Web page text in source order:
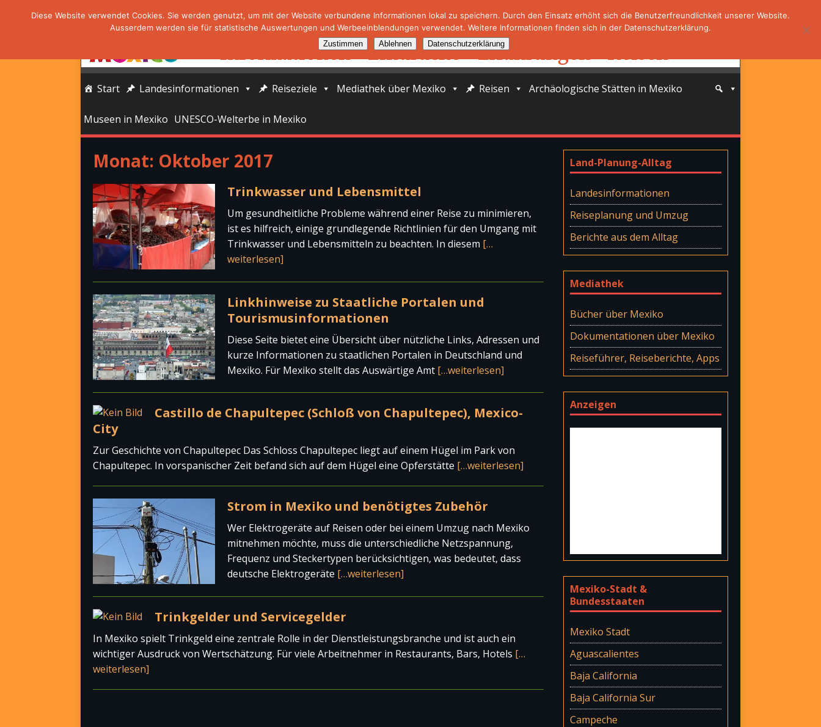
Start Landesinformationen Reiseziele Mediathek über Mexiko Reisen Archäologische Stätten in Mexiko
Museen in Mexiko UNESCO-Welterbe in Mexiko
Monat: Oktober 2017
Trinkwasser und Lebensmittel
Um gesundheitliche Probleme während einer Reise zu minimieren,
ist es hilfreich, einige grundlegende Richtlinien für den Umgang mit
Trinkwasser und Lebensmitteln zu beachten. In diesem […
weiterlesen]
Linkhinweise zu Staatliche Portalen und
Tourismusinformationen
Diese Seite bietet eine Übersicht über nützliche Links, Adressen und
kurze Informationen zu staatlichen Portalen in Deutschland und
Mexiko. Für Mexiko stellt das Auswärtige Amt […weiterlesen]
Castillo de Chapultepec (Schloß von Chapultepec), Mexico-
City
Zur Geschichte von Chapultepec Das Schloss Chapultepec liegt auf einem Hügel im Park von
Chapultepec. In vorspanischer Zeit befand sich auf dem Hügel eine Opferstätte […weiterlesen]
Strom in Mexiko und benötigtes Zubehör
Wer Elektrogeräte auf Reisen oder bei einem Umzug nach Mexiko
mitnehmen möchte, muss die unterschiedliche Netzspannung,
Frequenz und Steckertypen berücksichtigen, was bedeutet, dass
deutsche Elektrogeräte […weiterlesen]
Trinkgelder und Servicegelder
In Mexiko spielt Trinkgeld eine zentrale Rolle in der Dienstleistungsbranche und ist auch ein
wichtiger Ausdruck von Wertschätzung. Für viele Arbeitnehmer in Restaurants, Bars, Hotels […
weiterlesen]
Land-Planung-Alltag
Landesinformationen
Reiseplanung und Umzug
Berichte aus dem Alltag
Mediathek
Bücher über Mexiko
Dokumentationen über Mexiko
Reiseführer, Reiseberichte, Apps
Anzeigen
Mexiko-Stadt &
Bundesstaaten
Mexiko Stadt
Aguascalientes
Baja California
Baja California Sur
Campeche
Diese Website verwendet Cookies. Sie werden genutzt, um mit der Website verbundene Informationen lokal zu speichern. Durch den Einsatz erhöht sich die Benutzerfreundlichkeit unserer Website.
Ausserdem werden sie für statistische Auswertungen und Werbeeinblendungen verwendet. Weitere Informationen finden sich in der Datenschutzerklärung.
Zustimmen Ablehnen Datenschutzerklärung